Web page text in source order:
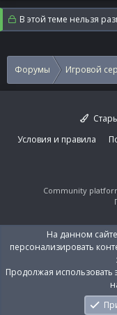
В этой теме нельзя
Форумы Игровой
Условия и правила
Community
На данном
персонализировать
Продолжая использовать